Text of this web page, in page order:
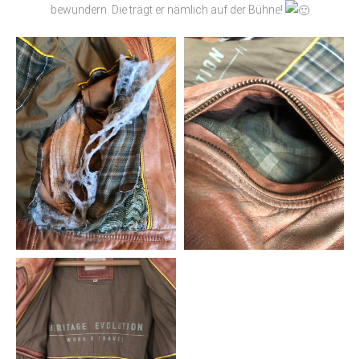
bewundern. Die trägt er nämlich auf der Bühne!